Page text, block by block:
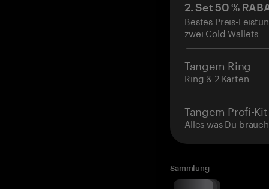
2. Set 50 %
Bestes Preis-
zwei Cold Wallets
Tangem Ring
Ring & 2 Karten
Tangem Profi-Kit
Alles was Du
Sammlung